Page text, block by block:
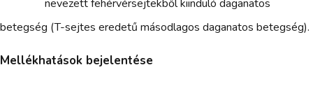
nevezett fehérvérsejtekből kiinduló daganatos
betegség (T-sejtes eredetű másodlagos daganatos betegség).
Mellékhatások bejelentése